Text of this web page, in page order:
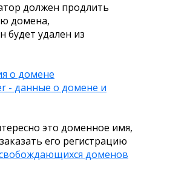
должен продлить
домена,
будет удален из
о домене
- данные о домене и
это доменное имя,
его регистрацию
доменов